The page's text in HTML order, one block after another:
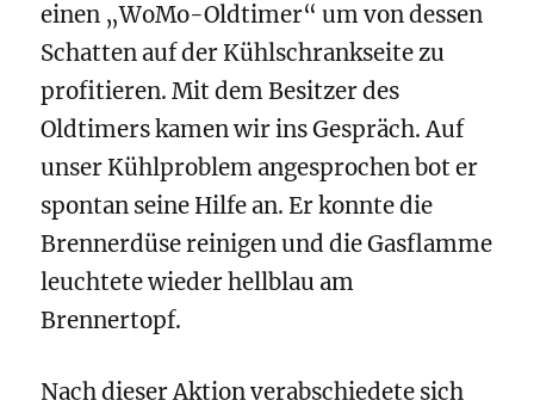
einen „WoMo-Oldtimer“ um von dessen
Schatten auf der Kühlschrankseite zu
profitieren. Mit dem Besitzer des
Oldtimers kamen wir ins Gespräch. Auf
unser Kühlproblem angesprochen bot er
spontan seine Hilfe an. Er konnte die
Brennerdüse reinigen und die Gasflamme
leuchtete wieder hellblau am
Brennertopf.
Nach dieser Aktion verabschiedete sich